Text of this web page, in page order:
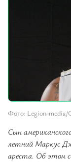
Фото: Legion-media/
Сын
летний Маркус
ареста. Об этом